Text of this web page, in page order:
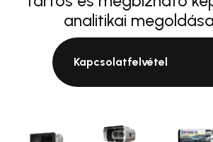
analitikai
Kapcsolatfelvétel